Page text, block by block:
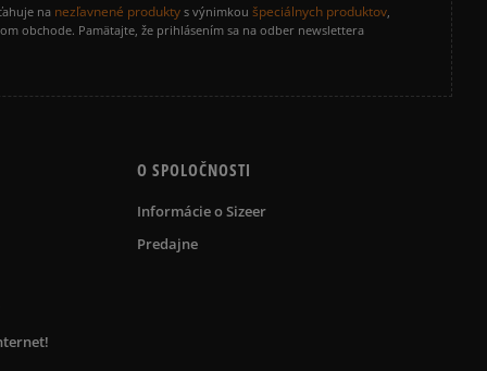
na nezľavnené produkty s výnimkou špeciálnych produktov
obchode. Pamätajte, že prihlásením sa na odber newslettera
O SPOLOČNOSTI
Informácie o Sizeer
Predajne